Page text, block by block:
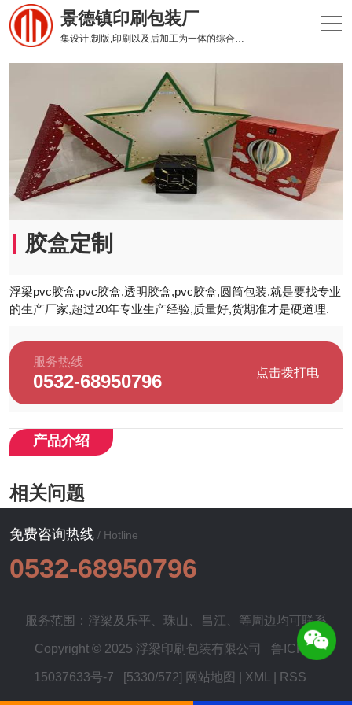
景德镇印刷包装厂
集设计,制版,印刷以及后加工为一体的综合性印刷企业
胶盒定制
浮梁pvc胶盒,pvc胶盒,透明胶盒,pvc胶盒,圆筒包装,就是要找专业
的生产厂家,超过20年专业生产经验,质量好,货期准才是硬道理.
服务热线
0532-68950796 点击拨打电
产品介绍
相关问题
免费咨询热线 / Hotline
0532-68950796
服务范围：浮梁及 乐平 珠山 昌江 、等周边均可联系
Copyright © 2025 浮梁印刷包装有限公司 鲁ICP备
15037633号-7 [5330/572] 网站地图 XML RSS